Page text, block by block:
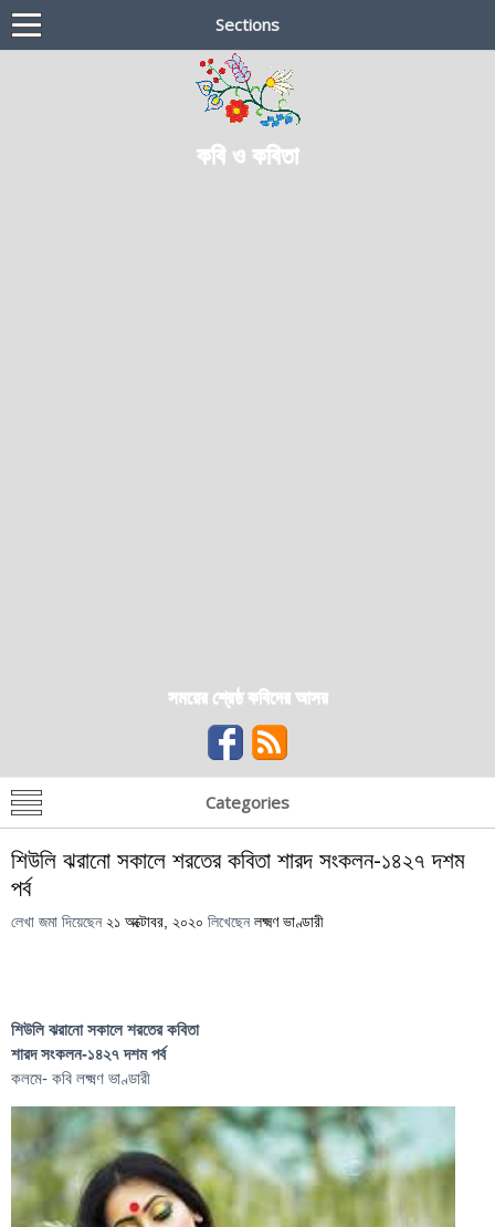
Sections
কবি ও কবিতা
সময়ের শ্রেষ্ঠ কবিদের আসর
Categories
শিউলি ঝরানো সকালে শরতের কবিতা শারদ সংকলন-১৪২৭ দশম
পর্ব
লেখা জমা দিয়েছেন ২১ অক্টোবর, ২০২০ লিখেছেন লক্ষ্মণ ভাণ্ডারী
শিউলি ঝরানো সকালে শরতের কবিতা
শারদ সংকলন-১৪২৭ দশম পর্ব
কলমে- কবি লক্ষ্মণ ভাণ্ডারী